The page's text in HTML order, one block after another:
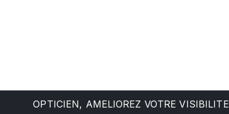
OPTICIEN, AMELIOREZ VOTRE VISIBILITE